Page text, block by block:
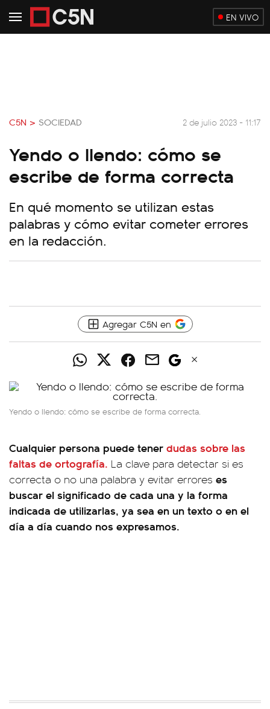
EN VIVO
C5N > SOCIEDAD 2 de julio 2023 - 11:17
Yendo o llendo: cómo se
escribe de forma correcta
En qué momento se utilizan estas
palabras y cómo evitar cometer errores
en la redacción.
Agregar C5N en
Yendo o llendo: cómo se escribe de forma correcta.
Cualquier persona puede tener dudas sobre las
faltas de ortografía. La clave para detectar si es
correcta o no una palabra y evitar errores es
buscar el significado de cada una y la forma
indicada de utilizarlas, ya sea en un texto o en el
día a día cuando nos expresamos.